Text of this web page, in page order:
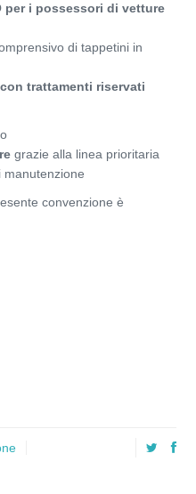
per i possessori di vetture
di tappetini in
trattamenti riservati
grazie alla linea prioritaria
convenzione è